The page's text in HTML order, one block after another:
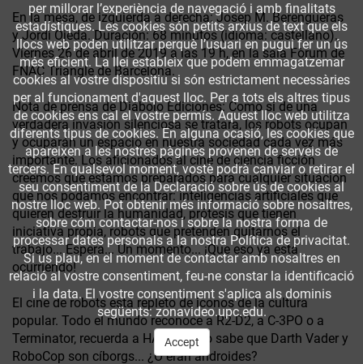
En la mesa, de izquierda a derecha: Josep M. Berengueras
y Jordi Ojeda. Duración: 68 minutos (idioma: castellano).
Viernes 26 de abril de 2019 a las 19 h, en la sala Fòrum de
FNAC Triangle de Barcelona.
Nota de prensa de Diábolo Ediciones: Como si de una
verdadera invasión silenciosa se tratara, los robots ocupan
y ocuparán un espacio en nuestra sociedad cada vez más
importante. Los aficionados al cine de ciencia ficción
creemos que estamos preparados para cualquier situación
que nos podamos encontrar: inteligencias artificiales que
quieren destruir la humanidad, prótesis que tienen
iniciativa propia, robots que pretenden quitarnos el
trabajo... Espera... Un momento... ¡Que eso ya está
ocurriendo!
El cine de robots está repleto de iconos de la cultura
popular. Todo el mundo reconoce a R2-D2, a C-3PO o a
Terminator, recuerda a HAL 9000, o sabe que Darth Vader y
RoboCop son cíborgs... ¿O eran androides?
per millorar l’experiència de navegació i amb finalitats
estadístiques. Les cookies són petits arxius de text que els
llocs web poden utilitzar perquè l’usuari en pugui fer un ús
més eficient. La llei estableix que podem emmagatzemar
cookies al vostre dispositiu si són estrictament necessàries
per al funcionament d'aquest lloc. Per a tots els altres tipus
de cookies ens cal el vostre permís. Aquest lloc web utilitza
diferents tipus de cookies. En alguna ocasió, les cookies que
apareixen a les nostres pàgines provenen de serveis de
tercers. En qualsevol moment, vostè podrà canviar o retirar el
seu consentiment de la Declaració sobre ús de cookies al
nostre lloc web. Pot obtenir més informació sobre nosaltres,
sobre cóm contactar-nos i sobre la nostra forma de
processar dates personals a la nostra Política de privacitat.
Si us plau, en el moment de contactar amb nosaltres en
relació al vostre consentiment, feu-ne constar la identificació
i la data. El vostre consentiment s'aplica als dominis
següents: zonavideo.upc.edu.
Accept